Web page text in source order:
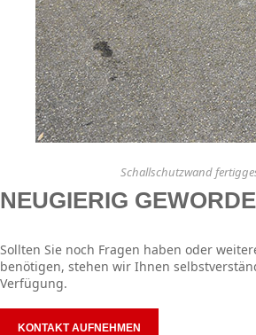
Schallschutzwand
NEUGIERIG
Sollten Sie noch Fragen haben oder
benötigen, stehen wir Ihnen
Verfügung.
KONTAKT AUFNEHMEN